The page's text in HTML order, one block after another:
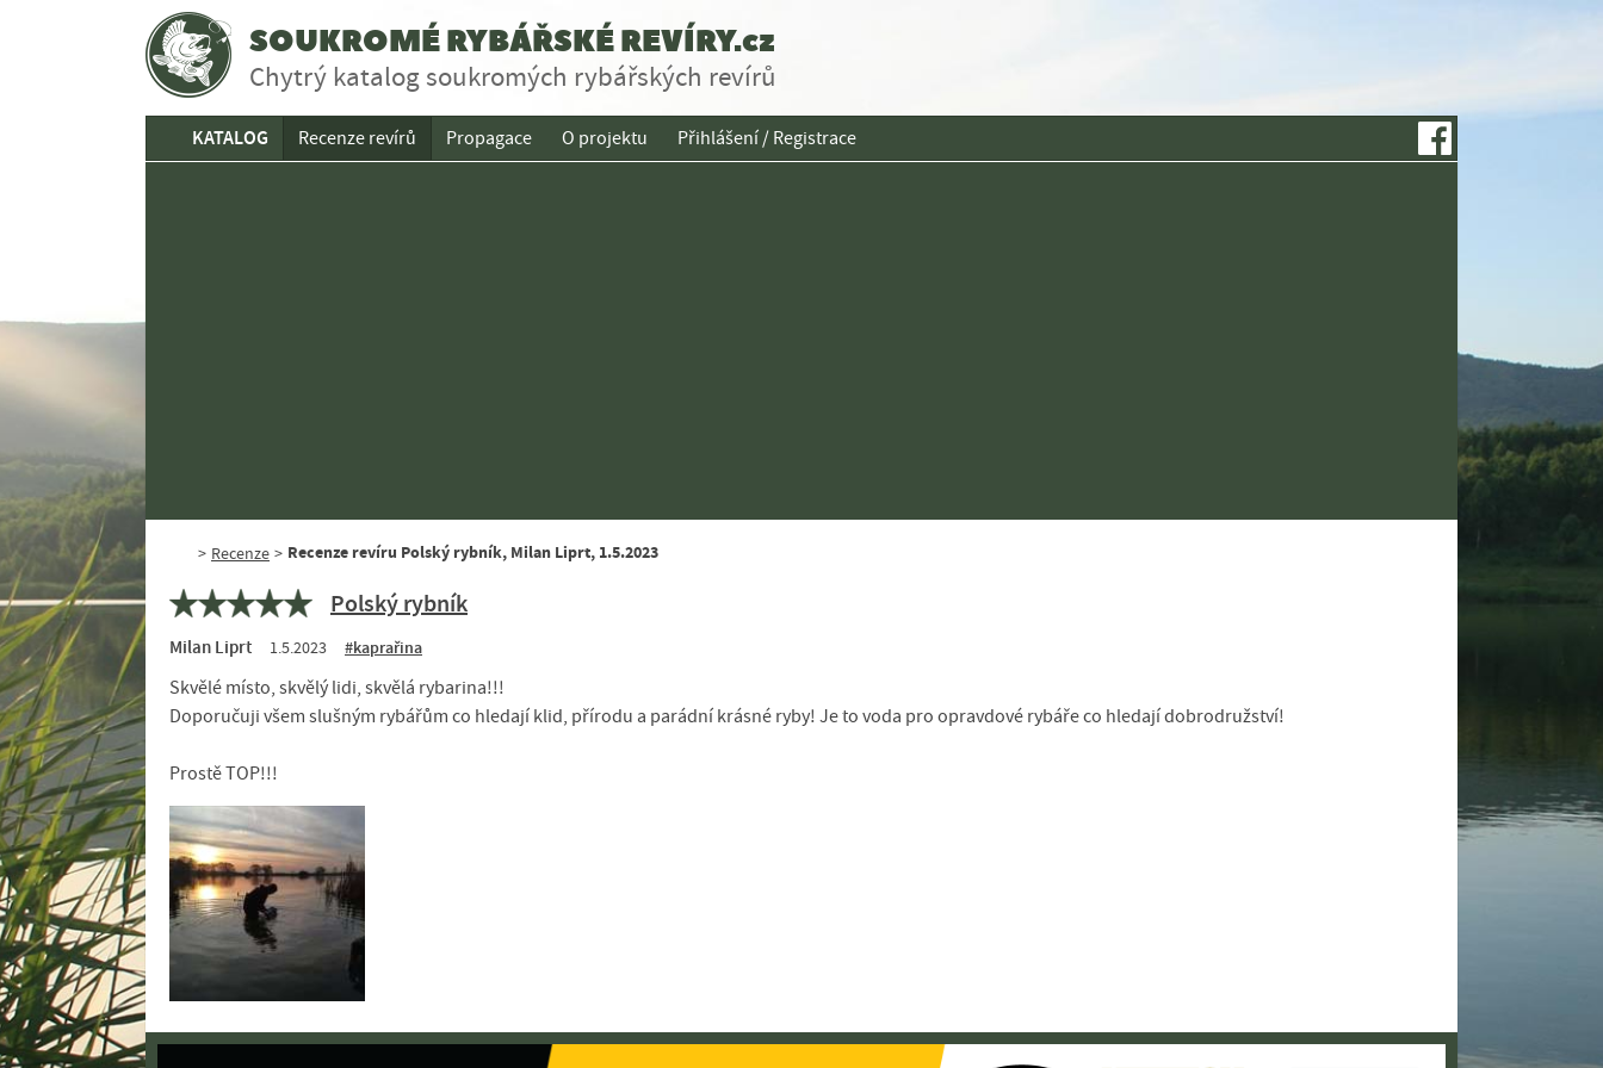
SOUKROMÉ RYBÁŘSKÉ REVÍRY.cz
Chytrý katalog soukromých rybářských revírů
KATALOG Recenze revírů Propagace O projektu Přihlášení / Registrace
> Recenze > Recenze revíru Polský rybník, Milan Liprt, 1.5.2023
Polský rybník
Milan Liprt 1.5.2023 #kaprařina
Skvělé místo, skvělý lidi, skvělá rybarina!!!
Doporučuji všem slušným rybářům co hledají klid, přírodu a parádní krásné ryby! Je to voda pro opravdové rybáře co hledají dobrodružství!
Prostě TOP!!!